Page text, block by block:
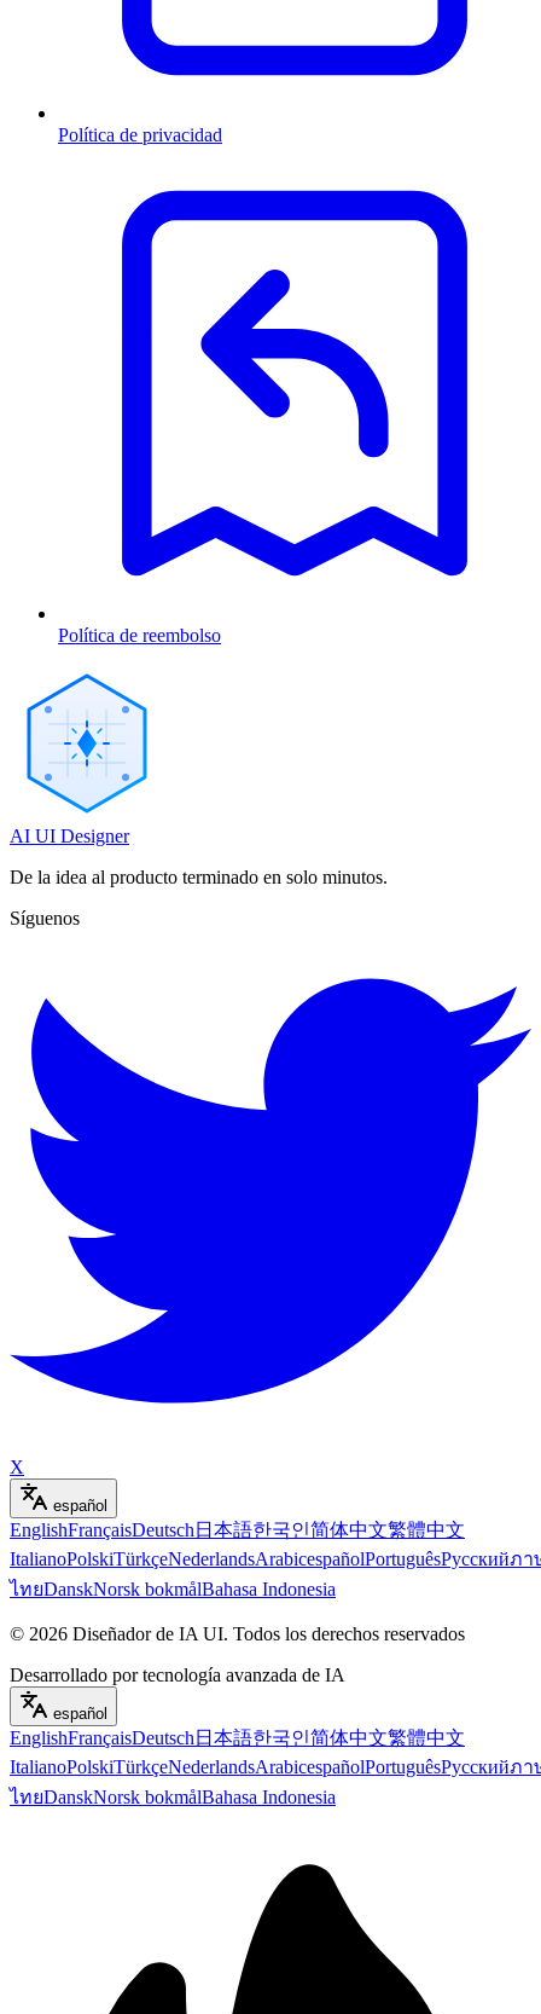
Política de privacidad
Política de reembolso
AI UI Designer
De la idea al producto terminado en solo minutos.
Síguenos
X
español
EnglishFrançaisDeutsch 日本語한국인简体中文繁體中文
ItalianoPolskiTürkçeNederlandsArabicespañolPortuguêsРусскийภา
ไทยDanskNorsk bokmålBahasa Indonesia
© 2026 Diseñador de IA UI. Todos los derechos reservados
Desarrollado por tecnología avanzada de IA
español
EnglishFrançaisDeutsch 日本語한국인简体中文繁體中文
ItalianoPolskiTürkçeNederlandsArabicespañolPortuguêsРусскийภา
ไทยDanskNorsk bokmålBahasa Indonesia